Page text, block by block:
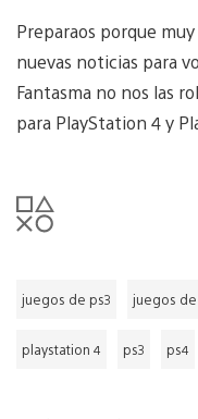
Preparaos porque
nuevas noticias para
Fantasma no nos las
para PlayStation 4 y
juegos de ps3 juegos
playstation 4 ps3 ps4